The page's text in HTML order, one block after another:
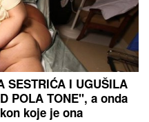
I UGUŠILA
POLA TONE", a onda
koje je ona